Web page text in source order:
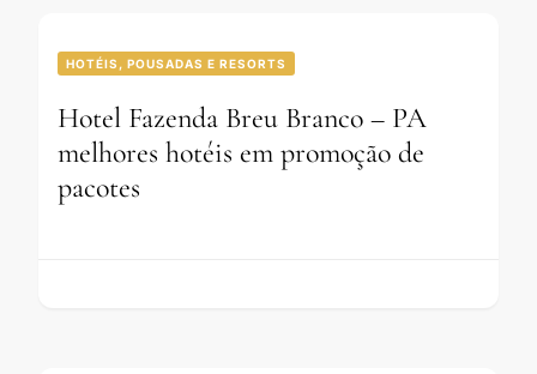
HOTÉIS, POUSADAS E RESORTS
Hotel Fazenda Breu Branco – PA
melhores hotéis em promoção de
pacotes